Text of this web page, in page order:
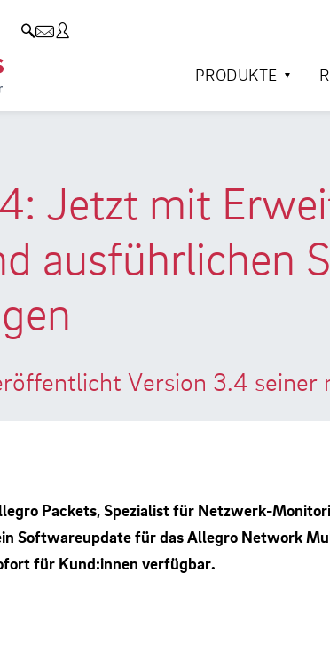
PRODUKTE
Jetzt mit
ausführlichen
Version 3.4
Packets, Spezialist für Netzwerk-
Softwareupdate für das Allegro Network
für Kund:innen verfügbar.